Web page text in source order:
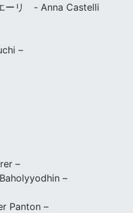
ーリ - Anna Castelli
–
–
–
Panton –